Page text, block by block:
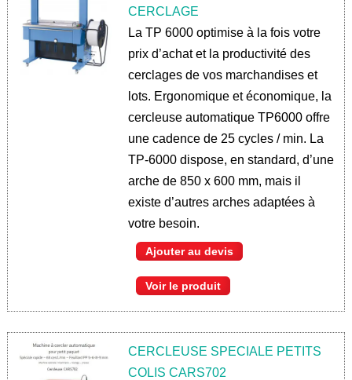
CERCLAGE
La TP 6000 optimise à la fois votre
prix d’achat et la productivité des
cerclages de vos marchandises et
lots. Ergonomique et économique, la
cercleuse automatique TP6000 offre
une cadence de 25 cycles / min. La
TP-6000 dispose, en standard, d’une
arche de 850 x 600 mm, mais il
existe d’autres arches adaptées à
votre besoin.
Ajouter au devis
Voir le produit
CERCLEUSE SPECIALE PETITS
COLIS CARS702